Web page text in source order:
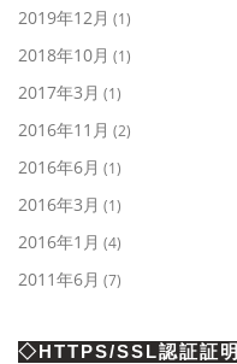
2019年12月 (1)
2018年10月 (1)
2017年3月 (1)
2016年11月 (2)
2016年6月 (1)
2016年3月 (1)
2016年1月 (4)
2011年6月 (7)
◇HTTPS/SSL認証証明